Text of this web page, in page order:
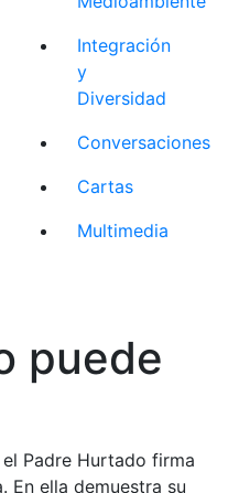
Integración
y
Diversidad
Conversaciones
Cartas
Multimedia
puede
Padre Hurtado firma
En ella demuestra su